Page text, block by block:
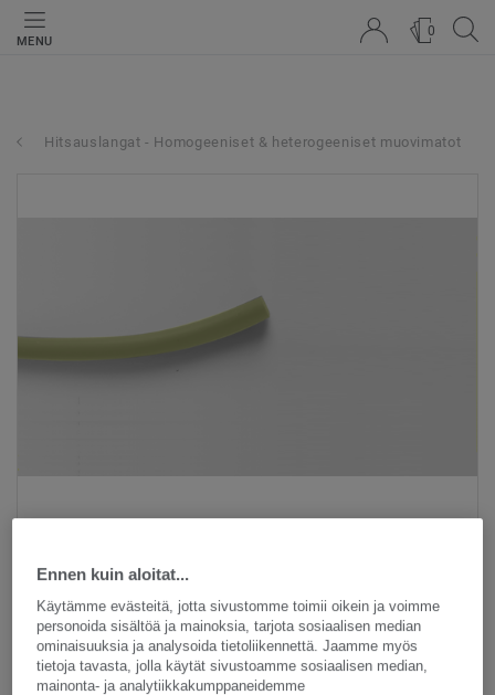
MENU
0
Hitsauslangat - Homogeeniset & heterogeeniset muovimatot
Katso kaikki kuosit - NCS ja LRV (1096)
Ennen kuin aloitat...
Käytämme evästeitä, jotta sivustomme toimii oikein ja voimme
personoida sisältöä ja mainoksia, tarjota sosiaalisen median
ominaisuuksia ja analysoida tietoliikennettä. Jaamme myös
tietoja tavasta, jolla käytät sivustoamme sosiaalisen median,
mainonta- ja analytiikkakumppaneidemme